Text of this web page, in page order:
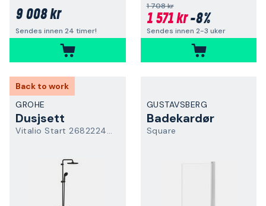
9 008 kr
Sendes innen 24 timer!
1 708 kr
1 571 kr-8%
Sendes innen 2-3 uker
Back to work
GROHE
Dusjsett
Vitalio Start 268222430
GUSTAVSBERG
Badekardør
Square